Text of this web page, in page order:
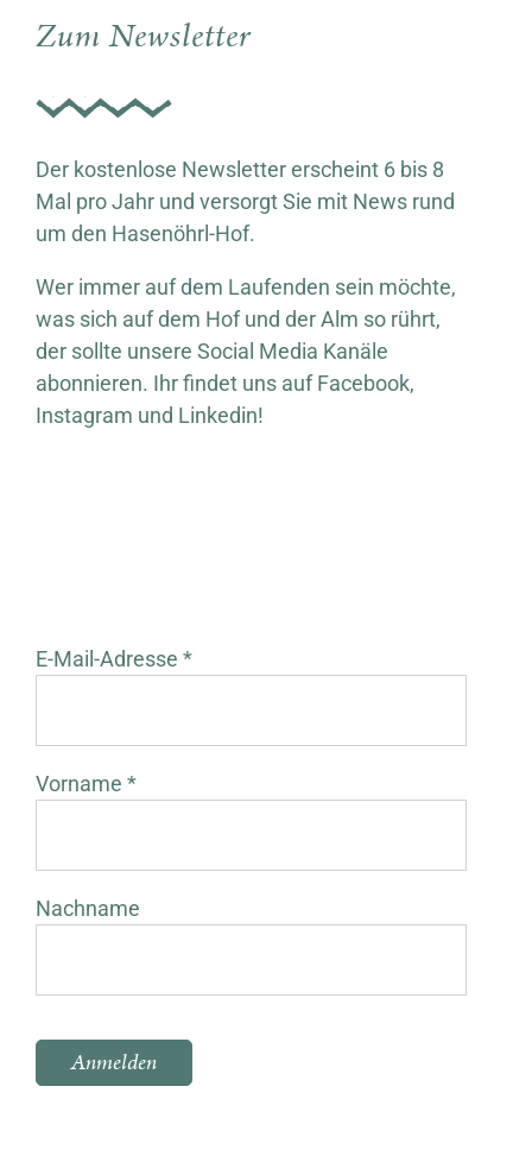
Zum Newsletter
Der kostenlose Newsletter erscheint 6 bis 8
Mal pro Jahr und versorgt Sie mit News rund
um den Hasenöhrl-Hof.
Wer immer auf dem Laufenden sein möchte,
was sich auf dem Hof und der Alm so rührt,
der sollte unsere Social Media Kanäle
abonnieren. Ihr findet uns auf Facebook,
Instagram und Linkedin!
E-Mail-Adresse *
Vorname *
Nachname
Bitte lasse dieses Feld leer.